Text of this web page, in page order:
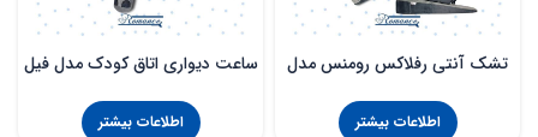
تشک آنتی رفلاکس رومنس مدل
اطلاعات بیشتر
ساعت دیواری اتاق کودک مدل فیل
اطلاعات بیشتر